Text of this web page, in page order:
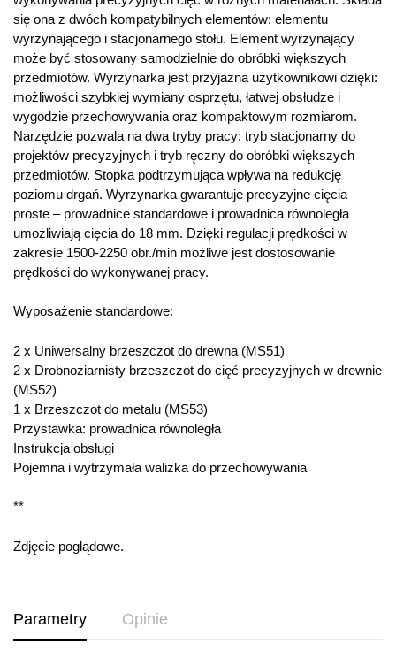
się ona z dwóch kompatybilnych elementów: elementu
wyrzynającego i stacjonarnego stołu. Element wyrzynający
może być stosowany samodzielnie do obróbki większych
przedmiotów. Wyrzynarka jest przyjazna użytkownikowi dzięki:
możliwości szybkiej wymiany osprzętu, łatwej obsłudze i
wygodzie przechowywania oraz kompaktowym rozmiarom.
Narzędzie pozwala na dwa tryby pracy: tryb stacjonarny do
projektów precyzyjnych i tryb ręczny do obróbki większych
przedmiotów. Stopka podtrzymująca wpływa na redukcję
poziomu drgań. Wyrzynarka gwarantuje precyzyjne cięcia
proste – prowadnice standardowe i prowadnica równoległa
umożliwiają cięcia do 18 mm. Dzięki regulacji prędkości w
zakresie 1500-2250 obr./min możliwe jest dostosowanie
prędkości do wykonywanej pracy.
Wyposażenie standardowe:
2 x Uniwersalny brzeszczot do drewna (MS51)
2 x Drobnoziarnisty brzeszczot do cięć precyzyjnych w drewnie
(MS52)
1 x Brzeszczot do metalu (MS53)
Przystawka: prowadnica równoległa
Instrukcja obsługi
Pojemna i wytrzymała walizka do przechowywania
**
Zdjęcie poglądowe.
Parametry Opinie